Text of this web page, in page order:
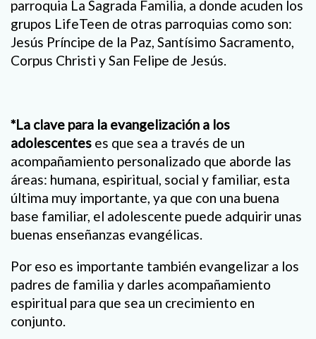
parroquia La Sagrada Familia, a donde acuden los
grupos LifeTeen de otras parroquias como son:
Jesús Príncipe de la Paz, Santísimo Sacramento,
Corpus Christi y San Felipe de Jesús.
*La clave para la evangelización a los
adolescentes es que sea a través de un
acompañamiento personalizado que aborde las
áreas: humana, espiritual, social y familiar, esta
última muy importante, ya que con una buena
base familiar, el adolescente puede adquirir unas
buenas enseñanzas evangélicas.
Por eso es importante también evangelizar a los
padres de familia y darles acompañamiento
espiritual para que sea un crecimiento en
conjunto.